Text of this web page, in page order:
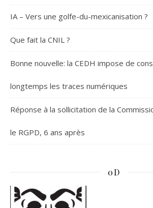
IA – Vers une golfe-du-mexicanisation ?
Que fait la CNIL ?
Bonne nouvelle: la CEDH impose de
longtemps les traces numériques
Réponse à la sollicitation de la
le RGPD, 6 ans après
0D